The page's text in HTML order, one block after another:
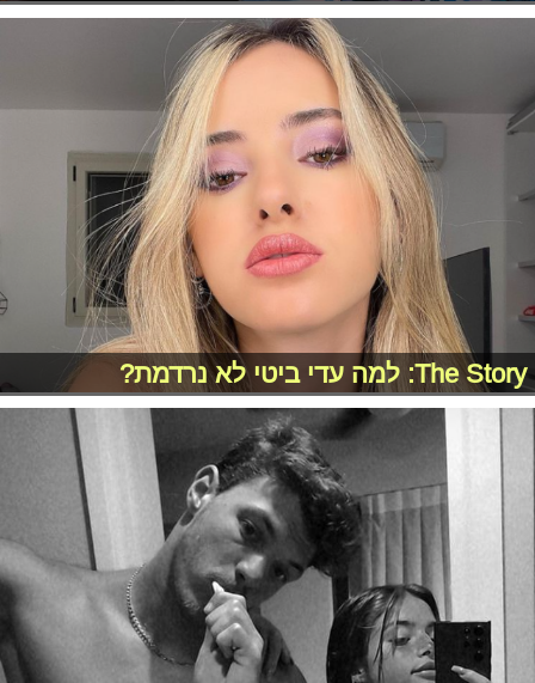
The Story: למה עדי ביטי לא נרדמת?